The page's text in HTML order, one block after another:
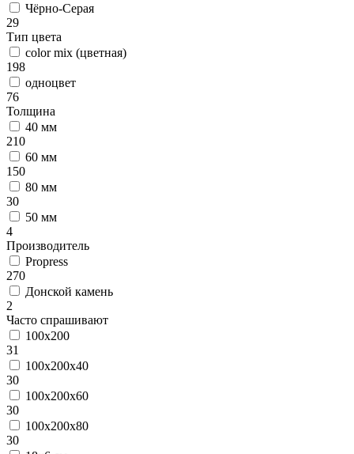
Чёрно-Серая
29
Тип цвета
color mix (цветная)
198
одноцвет
76
Толщина
40 мм
210
60 мм
150
80 мм
30
50 мм
4
Производитель
Propress
270
Донской камень
2
Часто спрашивают
100х200
31
100х200х40
30
100х200х60
30
100х200х80
30